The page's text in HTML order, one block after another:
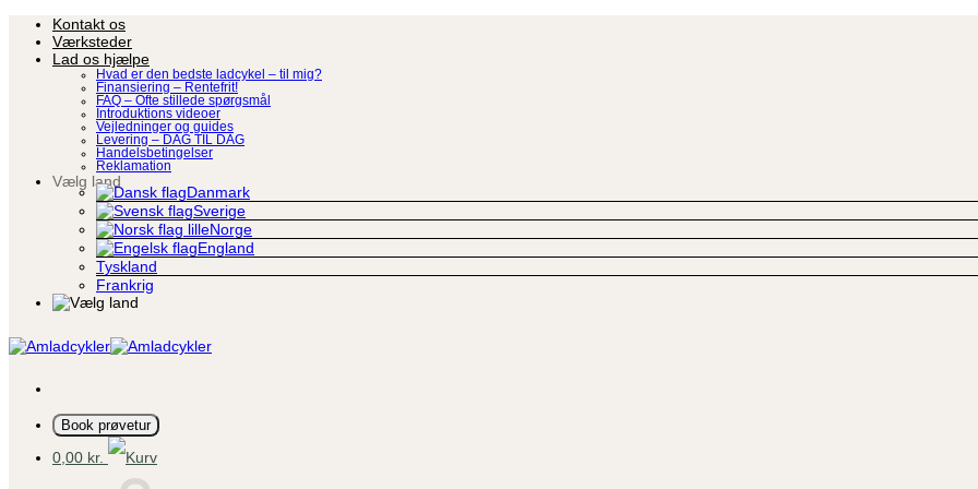
Fortsæt
indhold
Kontakt os
Værksteder
Lad os hjælpe
Hvad er den bedste ladcykel – til mig?
Finansiering – Rentefrit!
FAQ – Ofte stillede spørgsmål
Introduktions videoer
Vejledninger og guides
Levering – DAG TIL DAG
Handelsbetingelser
Reklamation
Vælg land
Danmark
Sverige
Norge
England
Tyskland
Frankrig
Book prøvetur
0,00 kr.